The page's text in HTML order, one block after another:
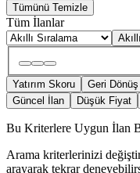
Tümünü Temizle
Tüm İlanlar
Yatırım Skoru Geri
Güncel İlan
Düşük Fiyat
Bu Kriterlere Uygun İlan
Arama kriterlerinizi
arayarak tekrar